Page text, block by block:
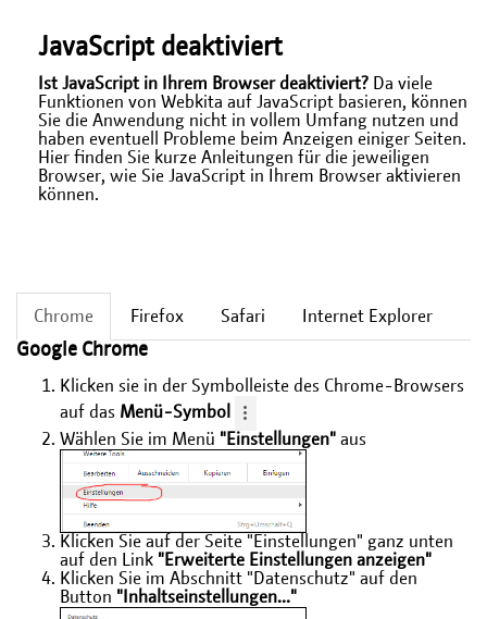
JavaScript deaktiviert
Ist JavaScript in Ihrem Browser deaktiviert? Da viele
Funktionen von Webkita auf JavaScript basieren, können
Sie die Anwendung nicht in vollem Umfang nutzen und
haben eventuell Probleme beim Anzeigen einiger Seiten.
Hier finden Sie kurze Anleitungen für die jeweiligen
Browser, wie Sie JavaScript in Ihrem Browser aktivieren
können.
Chrome Firefox Safari Internet Explorer
Google Chrome
Klicken sie in der Symbolleiste des Chrome-Browsers
auf das Menü-Symbol
Wählen Sie im Menü "Einstellungen" aus
Klicken Sie auf der Seite "Einstellungen" ganz unten
auf den Link "Erweiterte Einstellungen anzeigen"
Klicken Sie im Abschnitt "Datenschutz" auf den
Button "Inhaltseinstellungen..."